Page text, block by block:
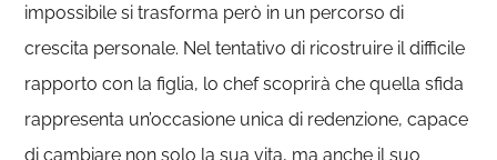
impossibile si trasforma però in un percorso di
crescita personale. Nel tentativo di ricostruire il difficile
rapporto con la figlia, lo chef scoprirà che quella sfida
rappresenta un’occasione unica di redenzione, capace
di cambiare non solo la sua vita, ma anche il suo